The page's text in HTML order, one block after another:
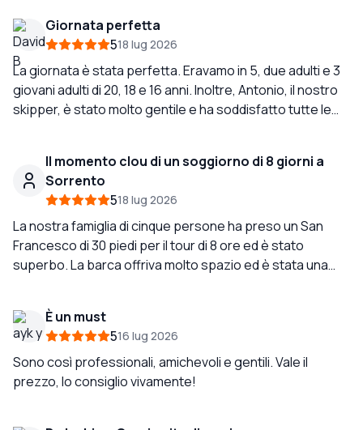
Giornata perfetta
518 lug 2026
La giornata è stata perfetta. Eravamo in 5, due adulti e 3
giovani adulti di 20, 18 e 16 anni. Inoltre, Antonio, il nostro
skipper, è stato molto gentile e ha soddisfatto tutte le
Il momento clou di un soggiorno di 8 giorni a
Sorrento
518 lug 2026
La nostra famiglia di cinque persone ha preso un San
Francesco di 30 piedi per il tour di 8 ore ed è stato
superbo. La barca offriva molto spazio ed è stata una
che abbiamo fatto una pazzia e prenotato un altro tour
(costiera amalfitana) due giorni dopo (sempre con
Simone). Vedere la geografia della costiera amalfitana
dal mare è incredibile. Consiglio vivamente questa
È un must
516 lug 2026
Sono così professionali, amichevoli e gentili. Vale il
prezzo, lo consiglio vivamente!